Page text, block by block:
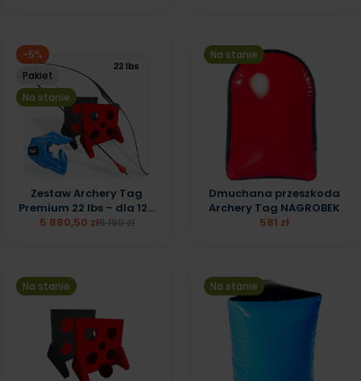
-5%
Pakiet
Na stanie
Zestaw Archery Tag
Premium 22 lbs – dla 12...
5 880,50 zł6 190 zł
Na stanie
Dmuchana przeszkoda
Archery Tag NAGROBEK
581 zł
Na stanie Na stanie